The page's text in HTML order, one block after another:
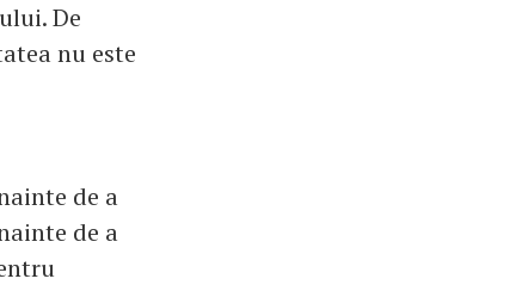
De
nu este
de a
de a